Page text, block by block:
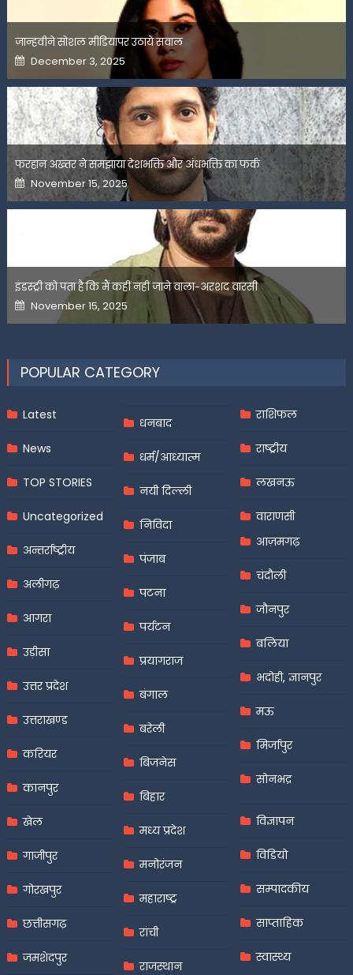
जान्हवीने सोशल मीडियापर उठाये सवाल
Posted
on
December 3, 2025
फरहान अख्तर ने समझाया देशभक्ति और अंधभक्ति का फर्क
Posted
on
November 15, 2025
इंडस्ट्री को पता है कि मैं कहीं नहीं जाने वाला-अरशद वारसी
Posted
on
November 15, 2025
POPULAR CATEGORY
Latest
News
TOP STORIES
Uncategorized
अन्तर्राष्ट्रीय
अलीगढ़
आगरा
उड़ीसा
उत्तर प्रदेश
उत्तराखण्ड
करियर
कानपुर
खेल
गाजीपुर
गोरखपुर
छत्तीसगढ़
जमशेदपुर
धनबाद
धर्म/आध्यात्म
नयी दिल्ली
निविदा
पंजाब
पटना
पर्यटन
प्रयागराज
बंगाल
बरेली
बिजनेस
बिहार
मध्य प्रदेश
मनोरंजन
महाराष्ट्र
रांची
राजस्थान
राशिफल
राष्ट्रीय
लखनऊ
वाराणसी
आज़मगढ़
चंदौली
जौनपुर
बलिया
भदोही, ज्ञानपुर
मऊ
मिर्जापुर
सोनभद्र
विज्ञापन
विडियो
सम्पादकीय
साप्ताहिक
स्वास्थ्य